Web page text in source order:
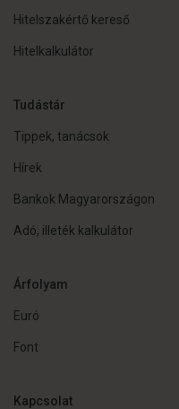
Hitelszakértő kereső
Hitelkalkulátor
Tudástár
Tippek, tanácsok
Hírek
Bankok Magyarországon
Adó, illeték kalkulátor
Árfolyam
Euró
Font
Kapcsolat